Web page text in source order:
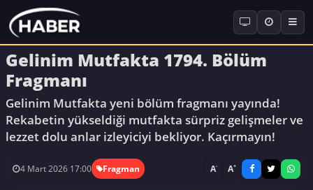
Gelinim Mutfakta 1794. Bölüm
Fragmanı
Gelinim Mutfakta yeni bölüm fragmanı yayında!
Rekabetin yükseldiği mutfakta sürpriz gelişmeler ve
lezzet dolu anlar izleyiciyi bekliyor. Kaçırmayın!
4 Mart 2026 17:00 Fragman A- A+